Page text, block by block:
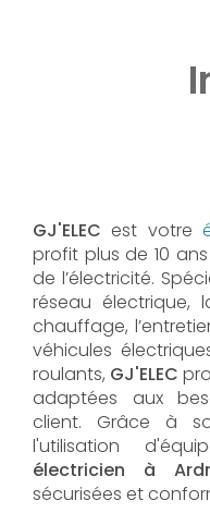
GJ'ELECest votre
profit plus de 10
de l’électricité.
réseau électrique,
chauffage,
véhicules
roulants, GJ'ELEC
adaptées aux
client. Grâce à
l'utilisation
électricien à
sécurisées et